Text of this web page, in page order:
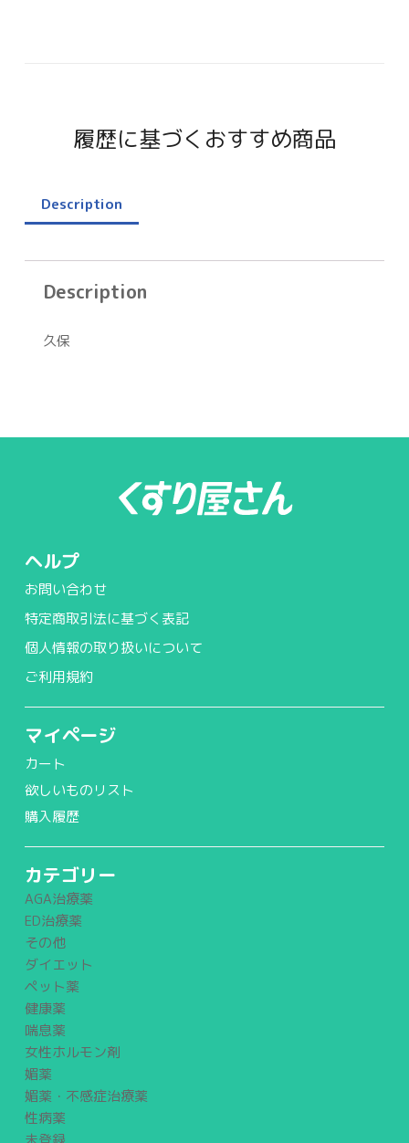
履歴に基づくおすすめ商品
Description
Description
久保
ヘルプ
お問い合わせ
特定商取引法に基づく表記
個人情報の取り扱いについて
ご利用規約
マイページ
カート
欲しいものリスト
購入履歴
カテゴリー
AGA治療薬
ED治療薬
その他
ダイエット
ペット薬
健康薬
喘息薬
女性ホルモン剤
媚薬
媚薬・不感症治療薬
性病薬